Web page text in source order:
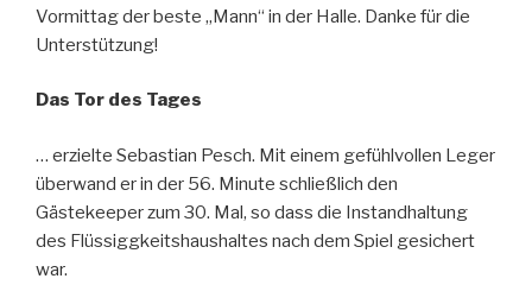
Vormittag der beste „Mann“ in der Halle. Danke für die
Unterstützung!
Das Tor des Tages
… erzielte Sebastian Pesch. Mit einem gefühlvollen Leger
überwand er in der 56. Minute schließlich den
Gästekeeper zum 30. Mal, so dass die Instandhaltung
des Flüssiggkeitshaushaltes nach dem Spiel gesichert
war.